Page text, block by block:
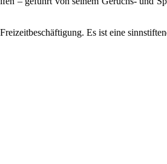
Es ist eine